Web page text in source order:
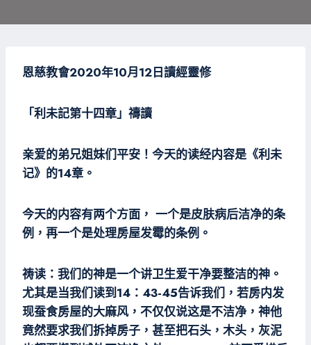
恩慈教會2020年10月12日讀經靈修
「利未記第十四章」禱讀
亲爱的弟兄姐妹们平安！今天的读经内容是《利未
记》的14章。
今天的内容有两个方面， 一个是皮肤病后洁净的条
例，再一个是处理房屋发霉的条例。
祷读：我们的神是一个讲卫生爱干净要整洁的神。
尤其是当我们读到14：43-45告诉我们，若房内发
现蚕食房屋的大麻风，不仅仅说这是不洁净，神他
竟然要求我们拆掉房子，甚至把石头，木头，灰泥